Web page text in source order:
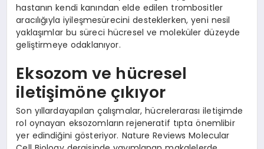
hastanın kendi kanından elde edilen trombositler
aracılığıyla iyileşmesürecini desteklerken, yeni nesil
yaklaşımlar bu süreci hücresel ve moleküler düzeyde
geliştirmeye odaklanıyor.
Eksozom ve hücresel
iletişimöne çıkıyor
Son yıllardayapılan çalışmalar, hücrelerarası iletişimde
rol oynayan eksozomların rejeneratif tıpta önemlibir
yer edindiğini gösteriyor. Nature Reviews Molecular